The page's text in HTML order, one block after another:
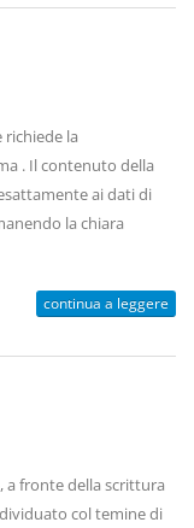
richiede la
. Il contenuto della
ai dati di
la chiara
continua a leggere
fronte della scrittura
col temine di